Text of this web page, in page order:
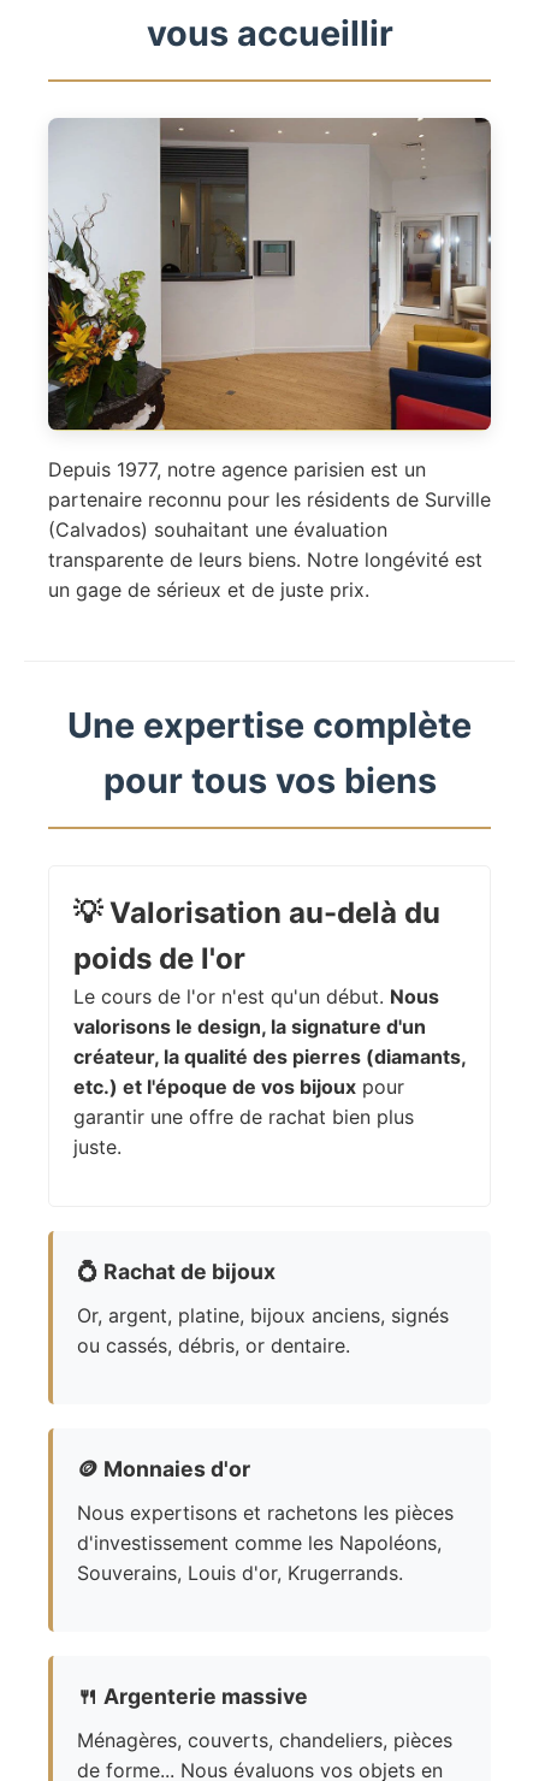
vous accueillir
Depuis 1977, notre agence parisien est un
partenaire reconnu pour les résidents de Surville
(Calvados) souhaitant une évaluation
transparente de leurs biens. Notre longévité est
un gage de sérieux et de juste prix.
Une expertise complète
pour tous vos biens
💡Valorisation au-delà du
poids de l'or
Le cours de l'or n'est qu'un début. Nous
valorisons le design, la signature d'un
créateur, la qualité des pierres (diamants,
etc.) et l'époque de vos bijoux pour
garantir une offre de rachat bien plus
juste.
💍 Rachat de bijoux
Or, argent, platine, bijoux anciens, signés
ou cassés, débris, or dentaire.
🪙 Monnaies d'or
Nous expertisons et rachetons les pièces
d'investissement comme les Napoléons,
Souverains, Louis d'or, Krugerrands.
🍴 Argenterie massive
Ménagères, couverts, chandeliers, pièces
de forme... Nous évaluons vos objets en